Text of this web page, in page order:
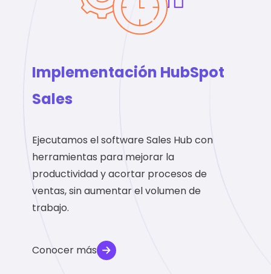
Implementación HubSpot
Sales
Ejecutamos el software Sales Hub con
herramientas para mejorar la
productividad y acortar procesos de
ventas, sin aumentar el volumen de
trabajo.
Conocer más